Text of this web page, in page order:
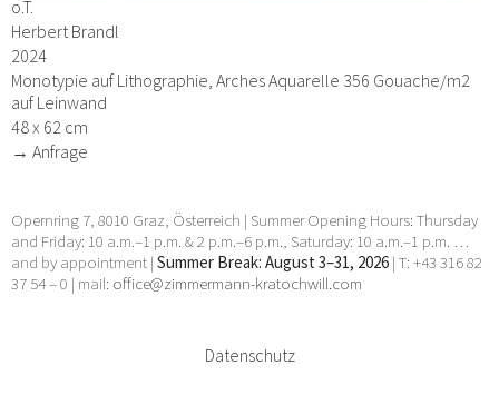
o.T.
Herbert Brandl
2024
Monotypie auf Lithographie, Arches Aquarelle 356 Gouache/m2
auf Leinwand
48 x 62 cm
→ Anfrage
Opernring 7, 8010 Graz, Österreich | Summer Opening Hours: Thursday
and Friday: 10 a.m.–1 p.m. & 2 p.m.–6 p.m., Saturday: 10 a.m.–1 p.m. …
and by appointment | Summer Break: August 3–31, 2026 | T: +43 316 82
37 54 – 0 | mail: office@zimmermann-kratochwill.com
Datenschutz